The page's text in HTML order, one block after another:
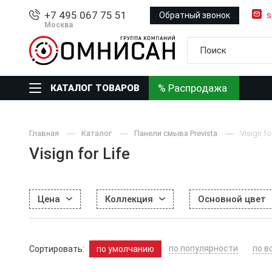
+7 495 067 75 51
Москва
Обратный звонок
КАТАЛОГ ТОВАРОВ % Распродажа
Главная Каталог Панели смыва Prevista Visign
Visign for Life
Коллекция Основной цвет
Цена
Сортировать: по умолчанию по популярности по